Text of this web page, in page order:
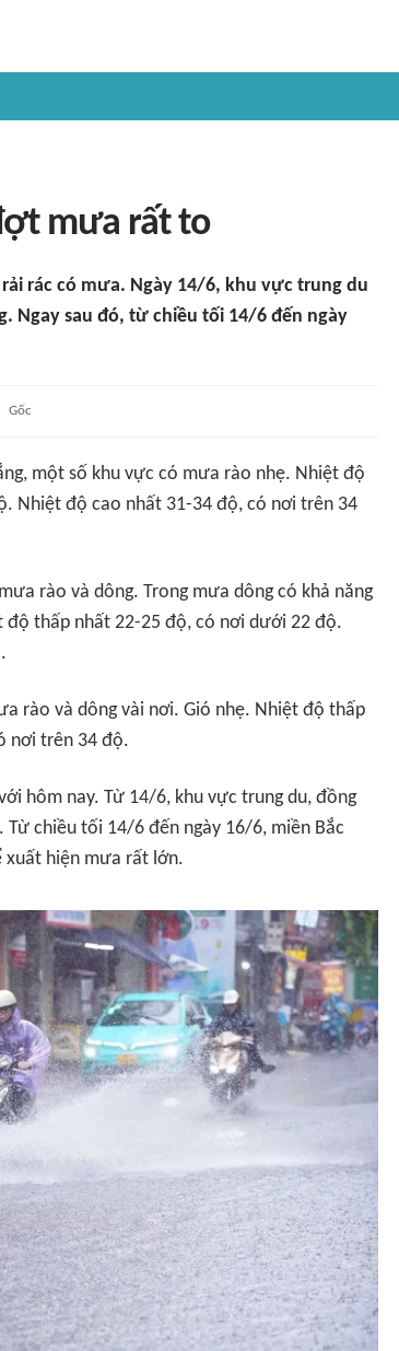
mưa rất to
rác có mưa. Ngày 14/6, khu vực trung du
Ngay sau đó, từ chiều tối 14/6 đến ngày
Gốc
một số khu vực có mưa rào nhẹ. Nhiệt độ
Nhiệt độ cao nhất 31-34 độ, có nơi trên 34
rào và dông. Trong mưa dông có khả năng
độ thấp nhất 22-25 độ, có nơi dưới 22 độ.
rào và dông vài nơi. Gió nhẹ. Nhiệt độ thấp
nơi trên 34 độ.
hôm nay. Từ 14/6, khu vực trung du, đồng
chiều tối 14/6 đến ngày 16/6, miền Bắc
hiện mưa rất lớn.